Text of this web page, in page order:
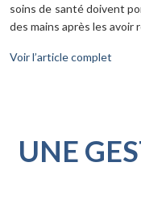
soins de santé doivent
des mains après les
Voir l’article complet
UNE